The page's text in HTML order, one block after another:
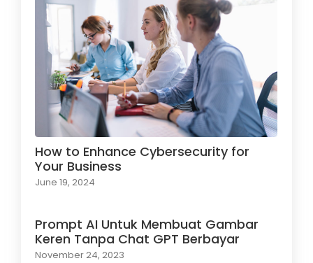
How to Enhance Cybersecurity for
Your Business
June 19, 2024
Prompt AI Untuk Membuat Gambar
Keren Tanpa Chat GPT Berbayar
November 24, 2023